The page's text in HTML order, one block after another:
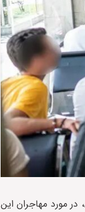
پارلمان اتریش، در مورد مهاجران این